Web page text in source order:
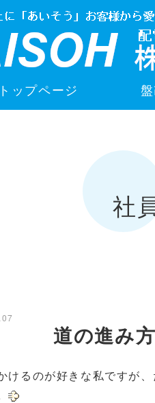
トップページ
社
道の進み
けるのが好きな私ですが